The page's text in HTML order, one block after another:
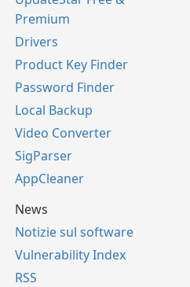
Premium
Drivers
Product Key Finder
Password Finder
Local Backup
Video Converter
SigParser
AppCleaner
News
Notizie sul software
Vulnerability Index
RSS